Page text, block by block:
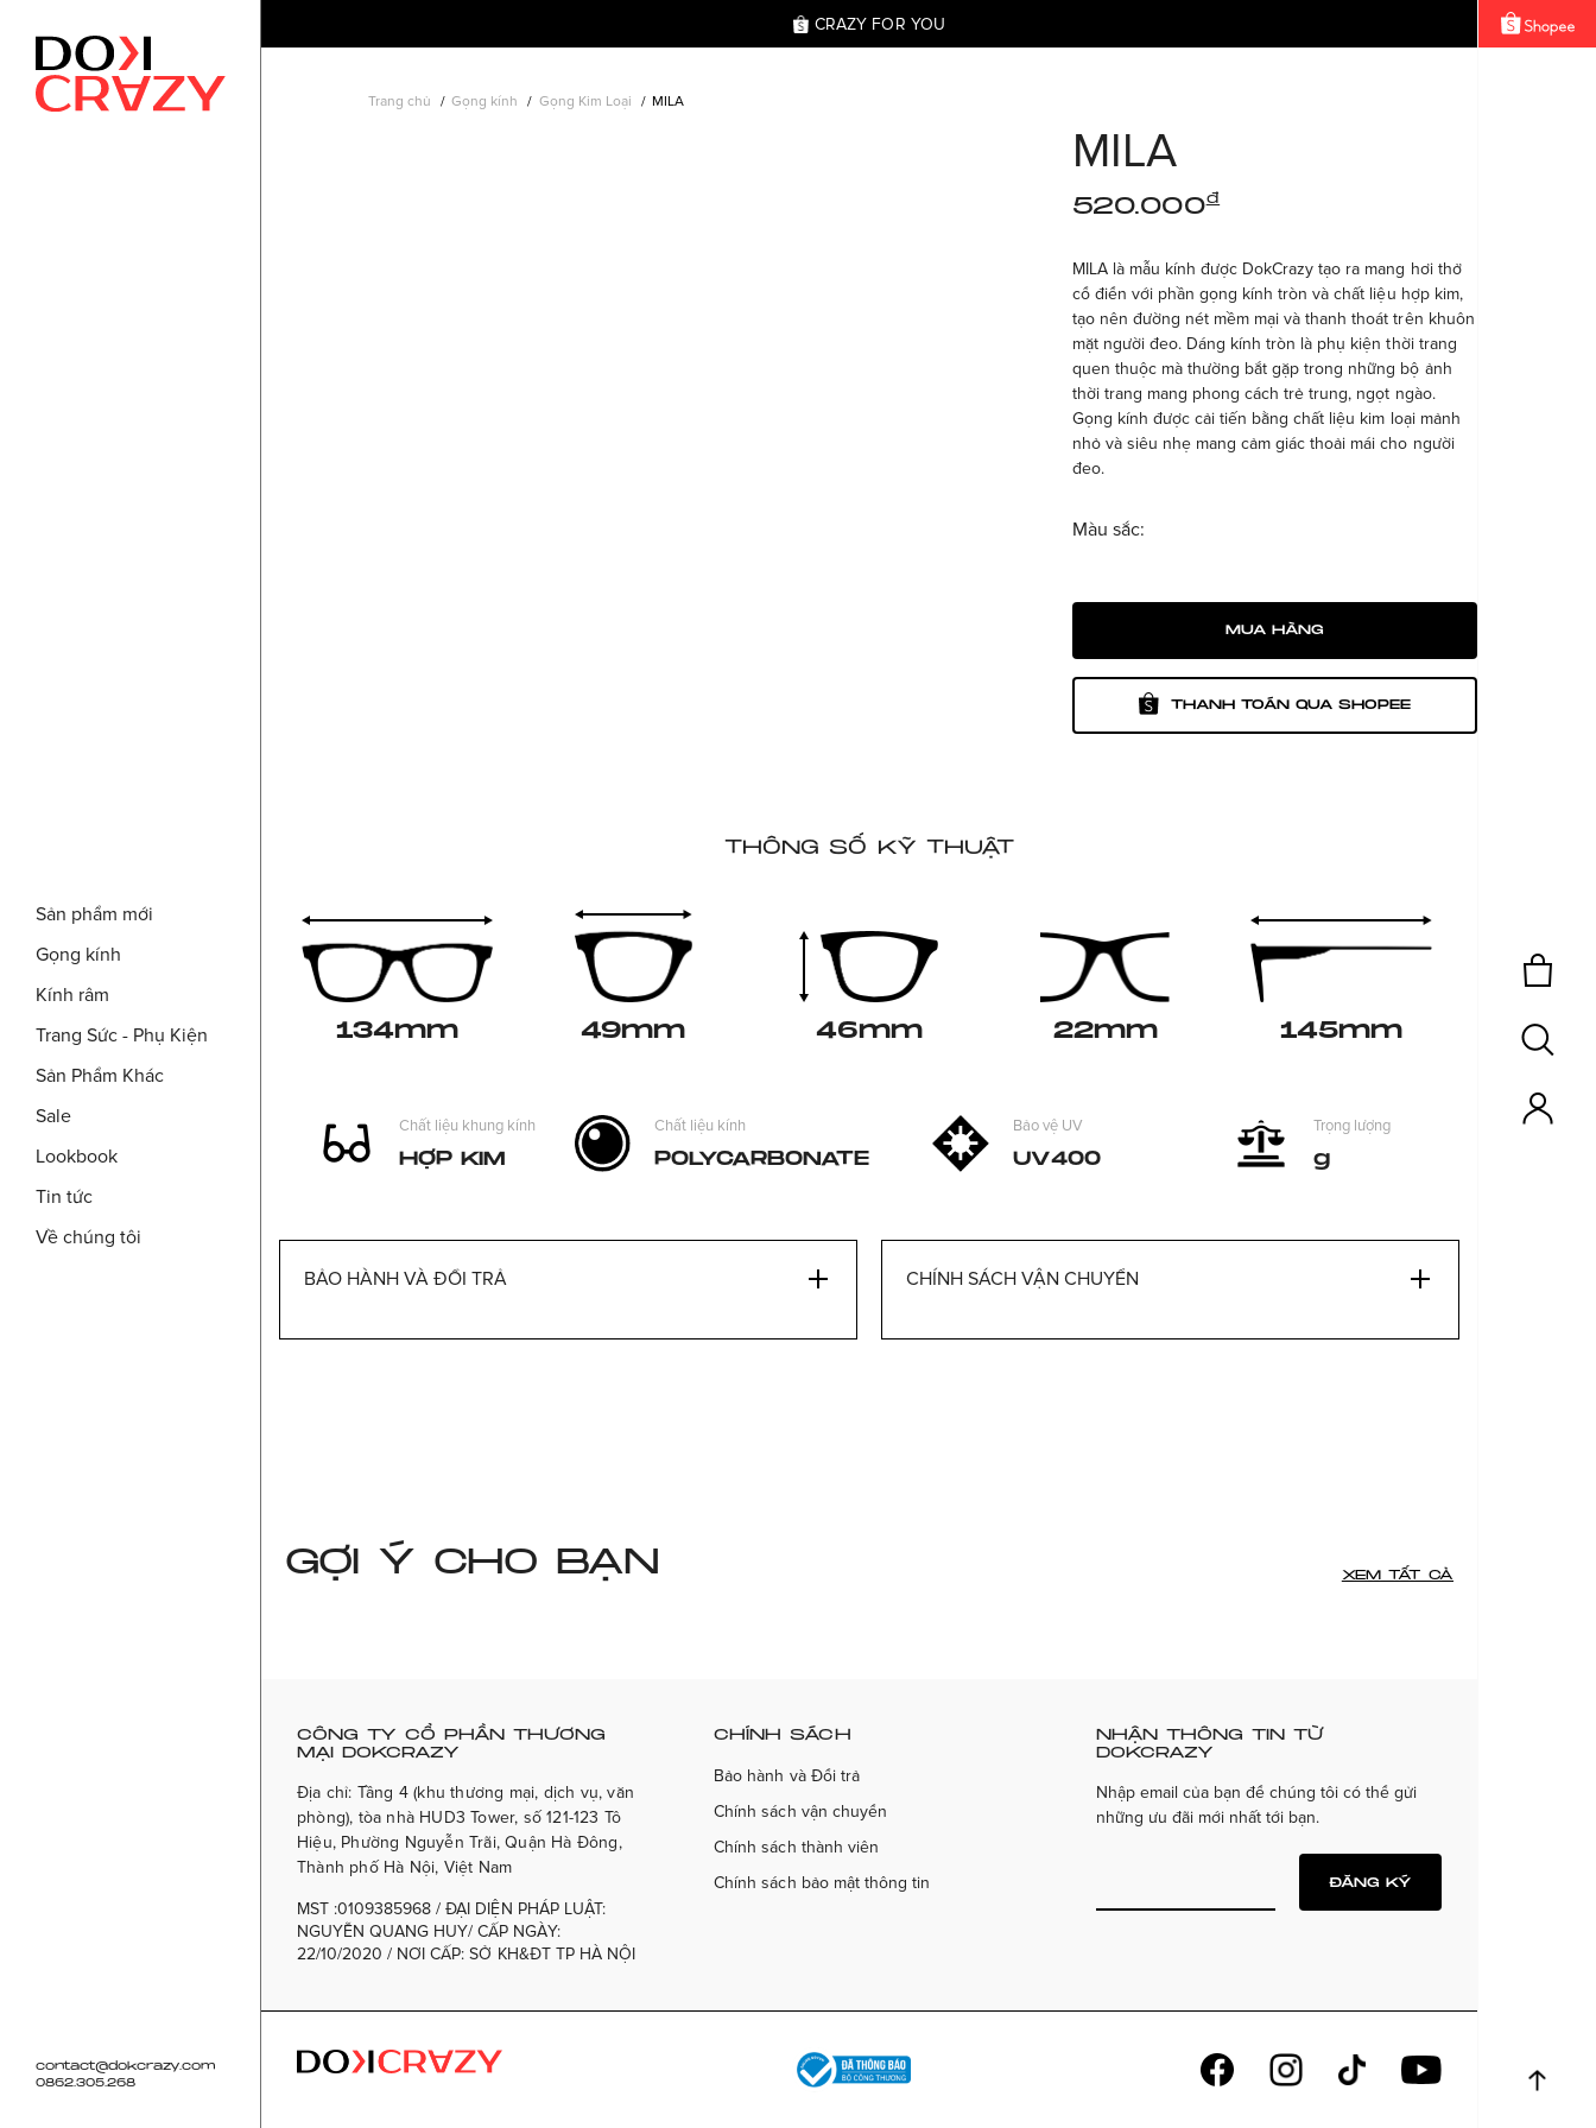
Sản phẩm mới
Gọng kính
Kính râm
Trang Sức - Phụ Kiện
Sản Phẩm Khác
Sale
Lookbook
Tin tức
Về chúng tôi
contact@dokcrazy.com
0862.305.268
CRAZY FOR YOU
Trang chủ Gọng kính Gọng Kim Loại MILA
MILA
520.000đ
MILA là mẫu kính được DokCrazy tạo ra mang hơi thở
cổ điển với phần gọng kính tròn và chất liệu hợp kim,
tạo nên đường nét mềm mại và thanh thoát trên khuôn
mặt người đeo. Dáng kính tròn là phụ kiện thời trang
quen thuộc mà thường bắt gặp trong những bộ ảnh
thời trang mang phong cách trẻ trung, ngọt ngào.
Gọng kính được cải tiến bằng chất liệu kim loại mảnh
nhỏ và siêu nhẹ mang cảm giác thoải mái cho người
đeo.
Màu sắc:
MUA HÀNG
THANH TOÁN QUA SHOPEE
THÔNG SỐ KỸ THUẬT
134mm 49mm 46mm 22mm 145mm
Chất liệu khung kính
HỢP KIM
Chất liệu kính
POLYCARBONATE
Bảo vệ UV
UV400
Trọng lượng
g
BẢO HÀNH VÀ ĐỔI TRẢ CHÍNH SÁCH VẬN CHUYỂN
GỢI Ý CHO BẠN XEM TẤT CẢ
CÔNG TY CỔ PHẦN THƯƠNG
MẠI DOKCRAZY
Địa chỉ: Tầng 4 (khu thương mại, dịch vụ, văn
phòng), tòa nhà HUD3 Tower, số 121-123 Tô
Hiệu, Phường Nguyễn Trãi, Quận Hà Đông,
Thành phố Hà Nội, Việt Nam
MST :0109385968 / ĐẠI DIỆN PHÁP LUẬT:
NGUYỄN QUANG HUY/ CẤP NGÀY:
22/10/2020 / NƠI CẤP: SỞ KH&ĐT TP HÀ NỘI
CHÍNH SÁCH
Bảo hành và Đổi trả
Chính sách vận chuyển
Chính sách thành viên
Chính sách bảo mật thông tin
NHẬN THÔNG TIN TỪ
DOKCRAZY
Nhập email của bạn để chúng tôi có thể gửi
những ưu đãi mới nhất tới bạn.
ĐĂNG KÝ